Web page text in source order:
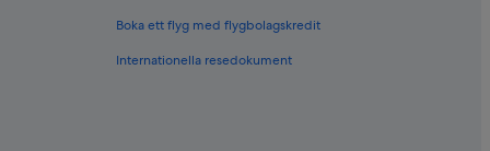
Boka ett flyg med flygbolagskredit
Internationella resedokument